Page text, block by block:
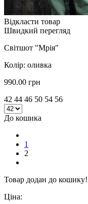
Відкласти товар
Швидкий перегляд
Світшот "Мрія"
Колір: оливка
990.00 грн
42 44 46 50 54 56
До кошика
1
2
Товар додан до кошику!
Ціна: